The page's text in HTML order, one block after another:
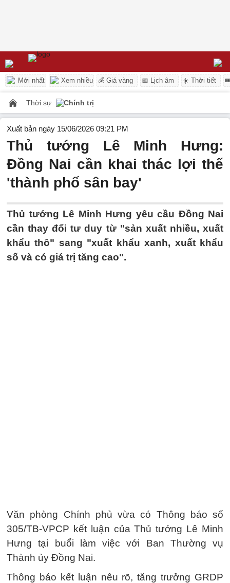
Mới nhất Xem nhiều 💰 Giá vàng 📅 Lịch âm ☀️ Thời tiết
Thời sự Chính trị
Xuất bản ngày 15/06/2026 09:21 PM
Thủ tướng Lê Minh Hưng:
Đồng Nai cần khai thác lợi thế
'thành phố sân bay'
Thủ tướng Lê Minh Hưng yêu cầu Đồng Nai
cần thay đổi tư duy từ "sản xuất nhiều, xuất
khẩu thô" sang "xuất khẩu xanh, xuất khẩu
số và có giá trị tăng cao".
Văn phòng Chính phủ vừa có Thông báo số
305/TB-VPCP kết luận của Thủ tướng Lê Minh
Hưng tại buổi làm việc với Ban Thường vụ
Thành ủy Đồng Nai.
Thông báo kết luận nêu rõ, tăng trưởng GRDP